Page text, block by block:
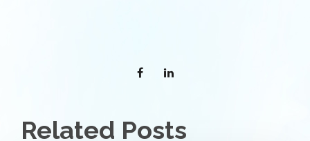
Related Posts